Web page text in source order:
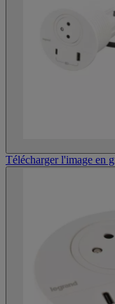
Télécharger l'image en